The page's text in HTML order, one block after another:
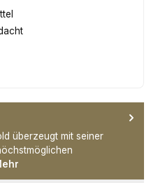
überzeugt mit seiner